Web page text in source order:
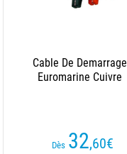
Cable De Demarrage
Euromarine Cuivre
Dès 32,60€